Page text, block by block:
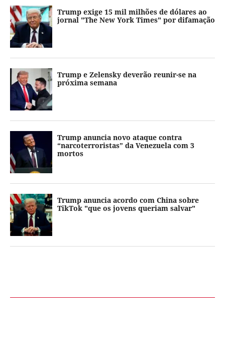
Trump exige 15 mil milhões de dólares ao
jornal "The New York Times" por difamação
Trump e Zelensky deverão reunir-se na
próxima semana
Trump anuncia novo ataque contra
“narcoterroristas” da Venezuela com 3
mortos
Trump anuncia acordo com China sobre
TikTok "que os jovens queriam salvar"